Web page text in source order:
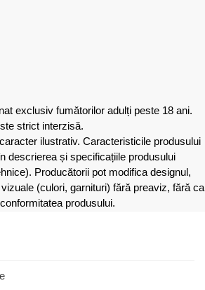
exclusiv fumătorilor adulți peste 18 ani.
strict interzisă.
ilustrativ. Caracteristicile produsului
descrierea și specificațiile produsului
Producătorii pot modifica designul,
(culori, garnituri) fără preaviz, fără ca
produsului.